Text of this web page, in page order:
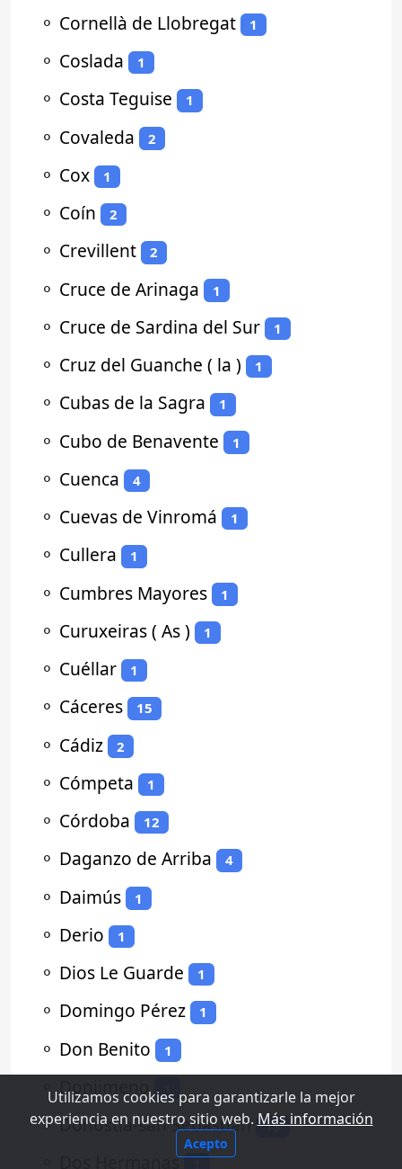
⚬ Cornellà de Llobregat 1
⚬ Coslada 1
⚬ Costa Teguise 1
⚬ Covaleda 2
⚬ Cox 1
⚬ Coín 2
⚬ Crevillent 2
⚬ Cruce de Arinaga 1
⚬ Cruce de Sardina del Sur 1
⚬ Cruz del Guanche ( la ) 1
⚬ Cubas de la Sagra 1
⚬ Cubo de Benavente 1
⚬ Cuenca 4
⚬ Cuevas de Vinromá 1
⚬ Cullera 1
⚬ Cumbres Mayores 1
⚬ Curuxeiras ( As ) 1
⚬ Cuéllar 1
⚬ Cáceres 15
⚬ Cádiz 2
⚬ Cómpeta 1
⚬ Córdoba 12
⚬ Daganzo de Arriba 4
⚬ Daimús 1
⚬ Derio 1
⚬ Dios Le Guarde 1
⚬ Domingo Pérez 1
⚬ Don Benito 1
⚬Donjimeno
⚬Donostia-san Sebastian 13
Dos Hermanas
Utilizamos cookies para garantizarle la mejor
experiencia en nuestro sitio web. Más información
Acepto